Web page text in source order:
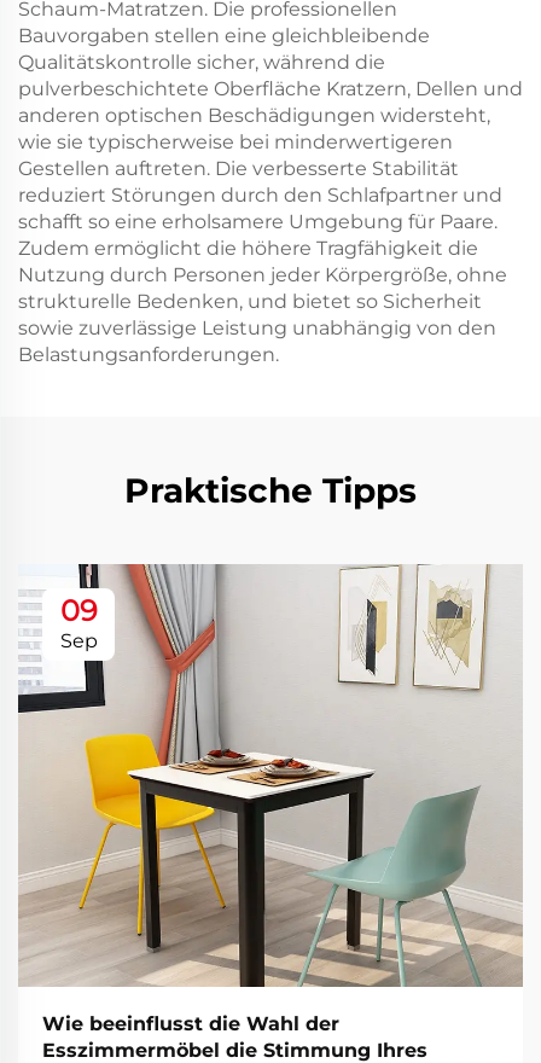
Schaum-Matratzen. Die professionellen
Bauvorgaben stellen eine gleichbleibende
Qualitätskontrolle sicher, während die
pulverbeschichtete Oberfläche Kratzern, Dellen und
anderen optischen Beschädigungen widersteht,
wie sie typischerweise bei minderwertigeren
Gestellen auftreten. Die verbesserte Stabilität
reduziert Störungen durch den Schlafpartner und
schafft so eine erholsamere Umgebung für Paare.
Zudem ermöglicht die höhere Tragfähigkeit die
Nutzung durch Personen jeder Körpergröße, ohne
strukturelle Bedenken, und bietet so Sicherheit
sowie zuverlässige Leistung unabhängig von den
Belastungsanforderungen.
Praktische Tipps
09
Sep
Wie beeinflusst die Wahl der
Esszimmermöbel die Stimmung Ihres